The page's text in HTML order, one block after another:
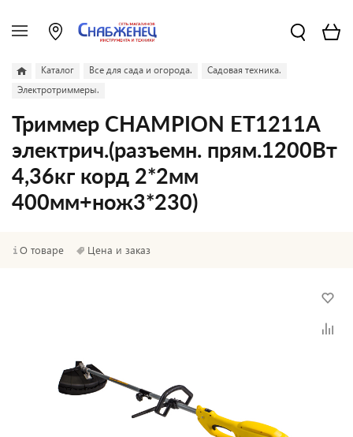
Каталог Все для сада и огорода.
Садовая техника.
Электротриммеры.
Триммер CHAMPION ET1211A
электрич.(разъемн. прям.1200Вт
4,36кг корд 2*2мм
400мм+нож3*230)
О товаре Цена и заказ